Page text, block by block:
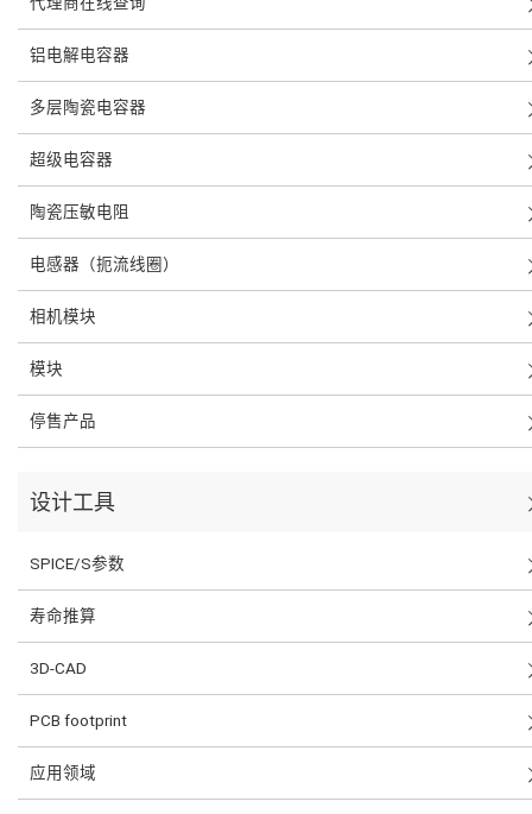
铝电解电容器
多层陶瓷电容器
超级电容器
陶瓷压敏电阻
电感器（扼流线圈）
相机模块
模块
停售产品
设计工具
SPICE/S参数
寿命推算
3D-CAD
PCB footprint
应用领域